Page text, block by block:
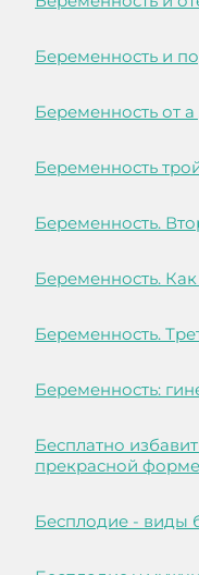
Беременность и
Беременность от а
Беременность
Беременность.
Беременность.
Беременность.
Беременность:
Бесплатно
прекрасной форме
Бесплодие - виды